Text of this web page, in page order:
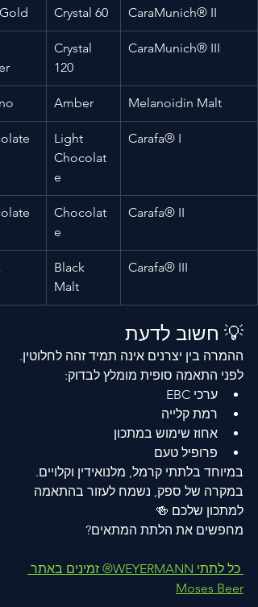
CaraMunich® II
Crystal 60
CaraMunich® III
Crystal
120
Melanoidin Malt
Amber
Carafa® I
Light
Chocolat
e
Carafa® II
Chocolat
e
Carafa® III
Black
Malt
💡 חשוב לדעת
ההמרה בין יצרנים אינה תמיד זהה לחלוטין.
לפני התאמה סופית מומלץ לבדוק:
ערכי EBC
רמת קלייה
אחוז שימוש במתכון
פרופיל טעם
במיוחד בלתתי קרמל, מלנואידין וקלויים.
במקרה של ספק, נשמח לעזור בהתאמה
למתכון שלכם 🍻
מחפשים את הלתת המתאים?
כל לתתי WEYERMANN® זמינים באתר
Moses Beer